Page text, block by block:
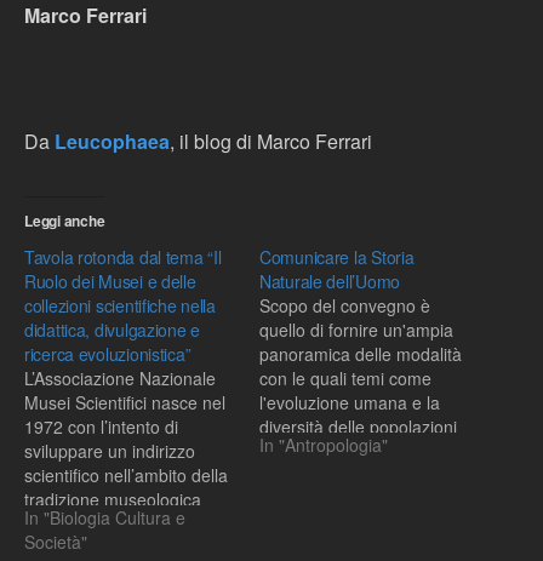
Marco Ferrari
Da Leucophaea, il blog di Marco Ferrari
Leggi anche
Tavola rotonda dal tema “Il
Ruolo dei Musei e delle
collezioni scientifiche nella
didattica, divulgazione e
ricerca evoluzionistica”
L’Associazione Nazionale
Musei Scientifici nasce nel
1972 con l’intento di
sviluppare un indirizzo
scientifico nell’ambito della
tradizione museologica
italiana. Essa sostiene
l’eccellenza nello sviluppo
In "Biologia Cultura e
Società"
Comunicare la Storia
Naturale dell’Uomo
Scopo del convegno è
quello di fornire un'ampia
panoramica delle modalità
con le quali temi come
l'evoluzione umana e la
diversità delle popolazioni
umane viventi possono
In "Antropologia"